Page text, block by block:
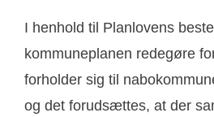
I henhold til Planlovens
kommuneplanen redegøre
forholder sig til
og det forudsættes, at der